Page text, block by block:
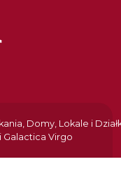
Domy, Lokale i
Galactica Virgo